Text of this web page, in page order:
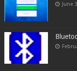
June